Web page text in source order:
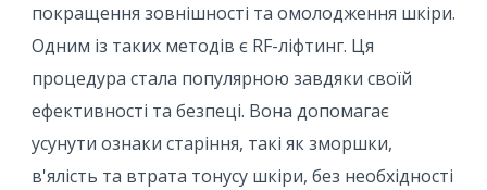
покращення зовнішності та омолодження шкіри.
Одним із таких методів є RF-ліфтинг. Ця
процедура стала популярною завдяки своїй
ефективності та безпеці. Вона допомагає
усунути ознаки старіння, такі як зморшки,
в'ялість та втрата тонусу шкіри, без необхідності